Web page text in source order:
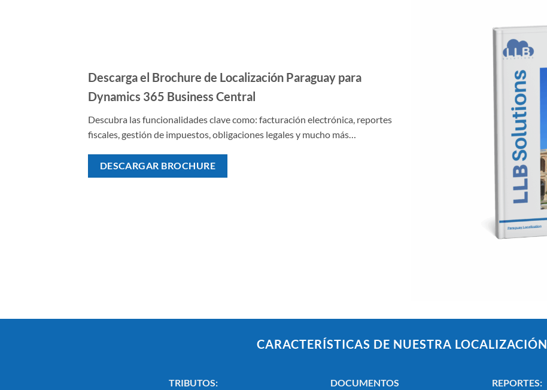
Descarga el Brochure de Localización Paraguay para
Dynamics 365 Business Central
Descubra las funcionalidades clave como: facturación electrónica, reportes
fiscales, gestión de impuestos, obligaciones legales y mucho más…
DESCARGAR BROCHURE
CARACTERÍSTICAS DE NUESTRA LOCALIZACIÓN
TRIBUTOS:
DOCUMENTOS
REPORTES: